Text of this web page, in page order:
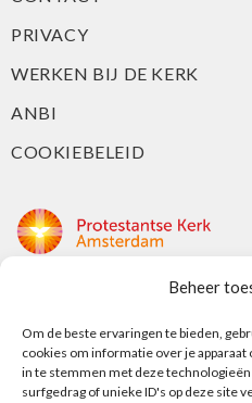
Beheer
Om de beste ervaringen te bieden,
cookies om informatie over je apparaat
in te stemmen met deze
surfgedrag of unieke ID's op deze site
PRIVACY
WERKEN BIJ DE KERK
ANBI
COOKIEBELEID
Nieuwe Herengracht 18
1018 DP Amsterdam
t: 020 5353 700